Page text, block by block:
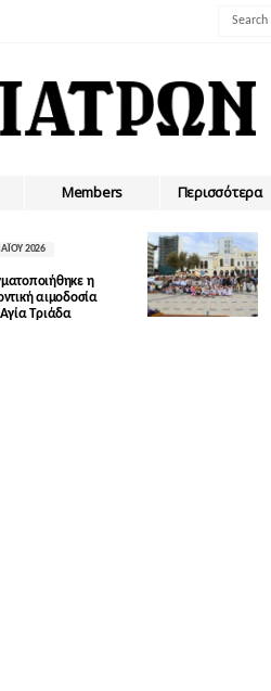
Members Περισσότερα
2026
η
αιμοδοσία
Τριάδα